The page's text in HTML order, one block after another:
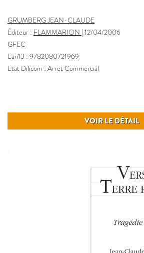
GRUMBERG JEAN-CLAUDE
Éditeur : FLAMMARION 12/04/2006
GFEC
Ean13 : 9782080721969
Etat Dilicom : Arret Commercial
VOIR LE DÉTAIL